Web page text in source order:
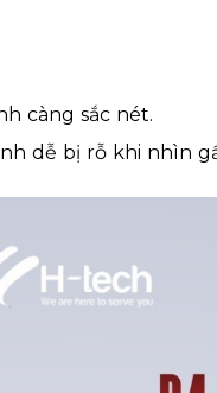
càngsắc nét.
dễ bị rỗ khi nhìn